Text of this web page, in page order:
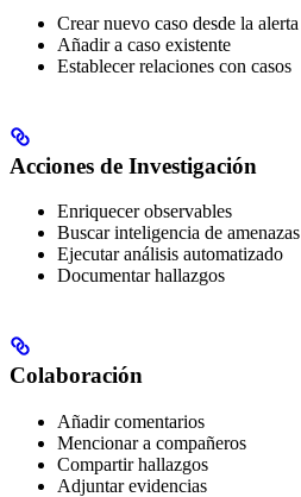
Crear nuevo caso desde la alerta
Añadir a caso existente
Establecer relaciones con casos
Acciones de Investigación
Enriquecer observables
Buscar inteligencia de amenazas
Ejecutar análisis automatizado
Documentar hallazgos
Colaboración
Añadir comentarios
Mencionar a compañeros
Compartir hallazgos
Adjuntar evidencias